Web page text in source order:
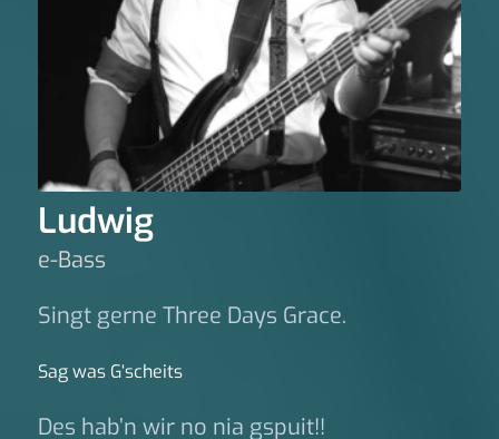
Ludwig
e-Bass
Singt gerne Three Days Grace.
Sag was G‘scheits
Des hab’n wir no nia gspuit!!